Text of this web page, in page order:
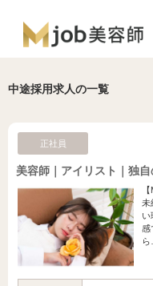
中途採用求人の一覧
正社員
美容師｜アイリスト｜独
未
い
感
ら